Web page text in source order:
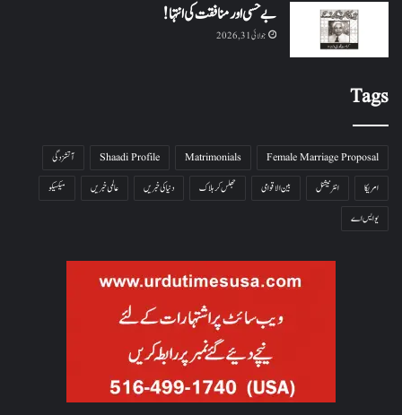
بے حسی اور منافقت کی انتہا !
جولائی 31, 2026
Tags
Female Marriage Proposal
Matrimonials
Shaadi Profile
آتشزدگی
امریکا
انٹرنیشنل بین الاقوامی جھلس کر ہلاک دنیا کی خبریں عالمی خبریں
میکسیکو
یو ایس اے